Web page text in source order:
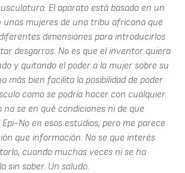
El aparato está basado en un
unas mujeres de una tribu africana que
dimensiones para introducirlos
desgarros. No es que el inventor quiera
y quitando el poder a la mujer sobre su
más bien facilita la posibilidad de poder
como se podría hacer con cualquier
no se en qué condiciones ni de que
No en esos estudios, pero me parece
que información. No se que interés
cuando muchas veces ni se ha
sin saber. Un saludo.